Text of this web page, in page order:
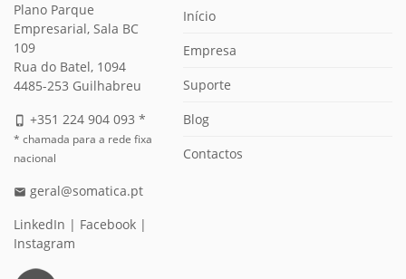
Plano Parque
Empresarial, Sala BC
109
Rua do Batel, 1094
4485-253 Guilhabreu
phone_iphone +351 224 904 093 *
* chamada para a rede fixa
nacional
email geral@somatica.pt
LinkedIn | Facebook |
Instagram
Início
Empresa
Suporte
Blog
Contactos